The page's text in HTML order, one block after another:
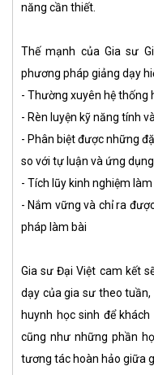
năng cần thiết.
Thế mạnh của Gia sư
phương pháp giảng dạy
- Thường xuyên hệ thống
- Rèn luyện kỹ năng tính
- Phân biệt được những
so với tự luận và ứng dụng
- Tích lũy kinh nghiệm
- Nắm vững và chỉ ra
pháp làm bài
Gia sư Đại Việt cam kết
dạy của gia sư theo
huynh học sinh để
cũng như những phần
tương tác hoàn hảo giữa